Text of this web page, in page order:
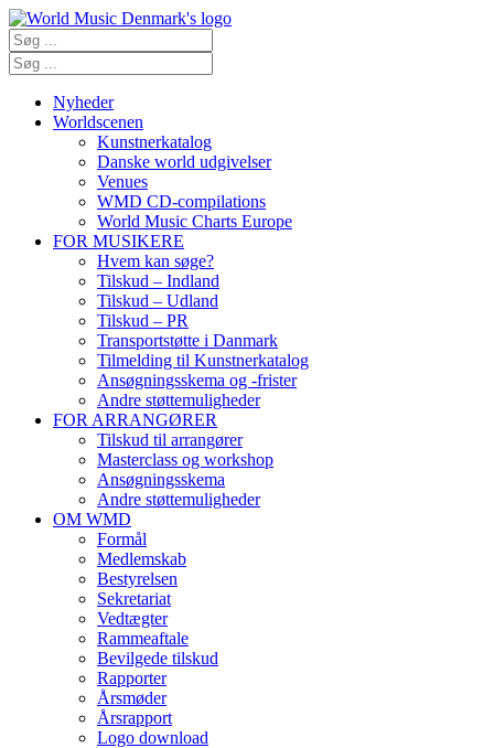
Nyheder
Worldscenen
Kunstnerkatalog
Danske world udgivelser
Venues
WMD CD-compilations
World Music Charts Europe
FOR MUSIKERE
Hvem kan søge?
Tilskud – Indland
Tilskud – Udland
Tilskud – PR
Transportstøtte i Danmark
Tilmelding til Kunstnerkatalog
Ansøgningsskema og -frister
Andre støttemuligheder
FOR ARRANGØRER
Tilskud til arrangører
Masterclass og workshop
Ansøgningsskema
Andre støttemuligheder
OM WMD
Formål
Medlemskab
Bestyrelsen
Sekretariat
Vedtægter
Rammeaftale
Bevilgede tilskud
Rapporter
Årsmøder
Årsrapport
Logo download